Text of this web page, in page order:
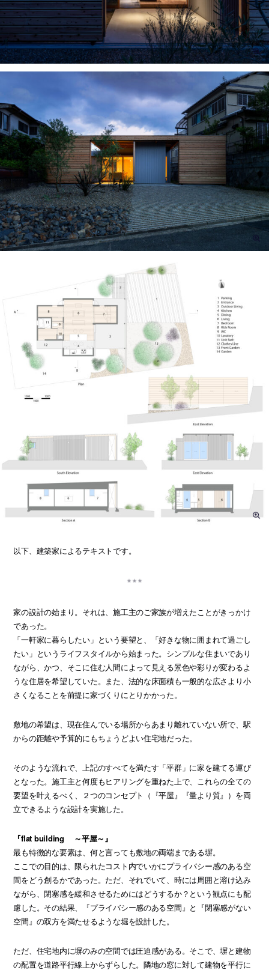
以下、建築家によるテキストです。
家の設計の始まり。それは、施工主のご家族が増えたことがきっかけ
であった。
「一軒家に暮らしたい」という要望と、「好きな物に囲まれて過ごし
たい」というライフスタイルから始まった。シンプルな住まいであり
ながら、かつ、そこに住む人間によって見える景色や彩りが変わるよ
うな住居を希望していた。また、法的な床面積も一般的な広さより小
さくなることを前提に家づくりにとりかかった。
敷地の希望は、現在住んでいる場所からあまり離れていない所で、駅
からの距離や予算的にもちょうどよい住宅地だった。
そのような流れで、上記のすべてを満たす「平群」に家を建てる運び
となった。施工主と何度もヒアリングを重ねた上で、これらの全ての
要望を叶えるべく、２つのコンセプト（『平屋』『量より質』）を両
立できるような設計を実施した。
『flat building ～平屋～』
最も特徴的な要素は、何と言っても敷地の両端まである塀。
ここでの目的は、限られたコスト内でいかにプライバシー感のある空
間をどう創るかであった。ただ、それでいて、時には周囲と溶け込み
ながら、閉塞感を緩和させるためにはどうするか？という観点にも配
慮した。その結果、『プライバシー感のある空間』と『閉塞感がない
空間』の双方を満たせるような堀を設計した。
ただ、住宅地内に塀のみの空間では圧迫感がある。そこで、塀と建物
の配置を道路平行線上からずらした。隣地の窓に対して建物を平行に